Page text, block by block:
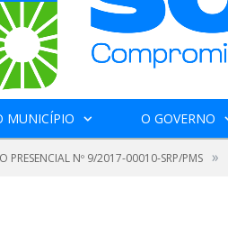
MUNICÍPIO O GOVERNO
PRESENCIAL Nº 9/2017-00010-SRP/PMS »